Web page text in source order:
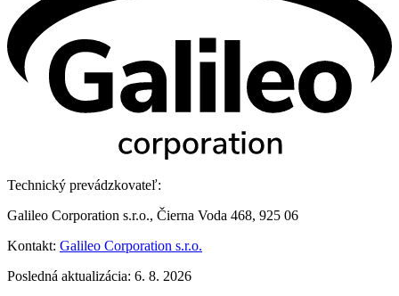
Technický prevádzkovateľ:
Galileo Corporation s.r.o., Čierna Voda 468, 925 06
Kontakt: Galileo Corporation s.r.o.
Posledná aktualizácia: 6. 8. 2026